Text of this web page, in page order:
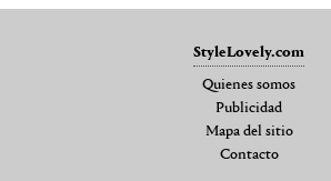
StyleLovely.com
Quienes somos
Publicidad
Mapa del sitio
Contacto